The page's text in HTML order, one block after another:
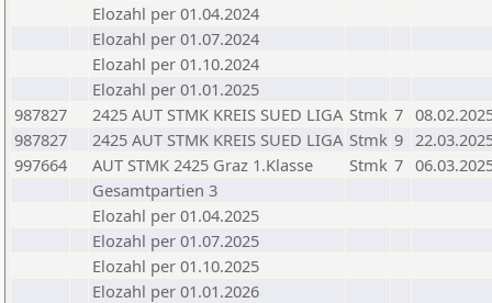
Elozahl per 01.04.2024
Elozahl per 01.07.2024
Elozahl per 01.10.2024
Elozahl per 01.01.2025
987827
2425 AUT STMK KREIS SUED LIGA Stmk 7
987827
2425 AUT STMK KREIS SUED LIGA Stmk 9
997664
AUT STMK 2425 Graz 1.Klasse Stmk 7
Gesamtpartien 3
Elozahl per 01.04.2025
Elozahl per 01.07.2025
Elozahl per 01.10.2025
Elozahl per 01.01.2026